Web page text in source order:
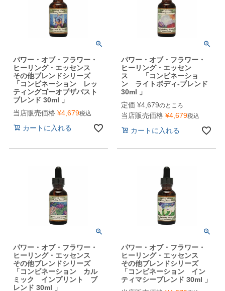
パワー・オブ・フラワー・
ヒーリング・エッセンス
その他ブレンドシリーズ
「コンビネーション レッ
ティングゴーオブザパスト
ブレンド 30ml 」
当店販売価格 ¥4,679税込
カートに入れる
パワー・オブ・フラワー・
ヒーリング・エッセン
ス 「コンビネーショ
ン ライトボディ-ブレンド
30ml 」
定価 ¥4,679のところ
当店販売価格 ¥4,679税込
カートに入れる
パワー・オブ・フラワー・
ヒーリング・エッセンス
その他ブレンドシリーズ
「コンビネーション カル
ミック インプリント ブ
レンド 30ml 」
パワー・オブ・フラワー・
ヒーリング・エッセンス
その他ブレンドシリーズ
「コンビネーション イン
ティマシーブレンド 30ml 」